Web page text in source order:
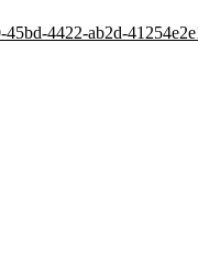
4422-ab2d-